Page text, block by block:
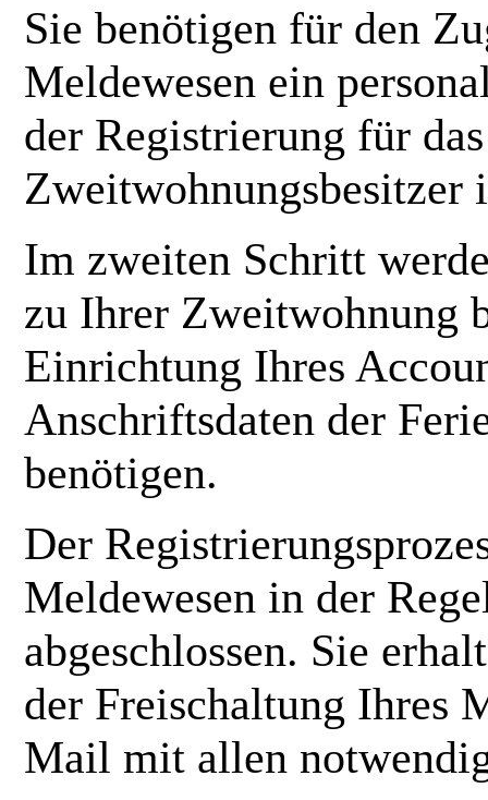
Sie benötigen für den
Meldewesen ein
der Registrierung für
Zweitwohnungsbesitzer
Im zweiten Schritt
zu Ihrer Zweitwohnung
Einrichtung Ihres
Anschriftsdaten der
benötigen.
Der
Meldewesen in der
abgeschlossen. Sie
der Freischaltung Ihres
Mail mit allen